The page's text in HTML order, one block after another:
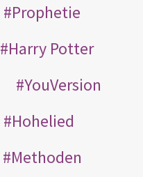
Prophetie
Harry Potter
YouVersion
Hohelied
Methoden